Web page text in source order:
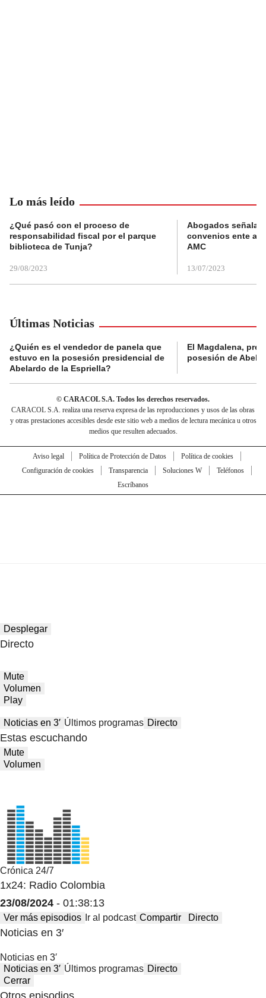
Lo más leído
¿Qué pasó con el proceso de
responsabilidad fiscal por el parque
biblioteca de Tunja?
29/08/2023
Abogados
convenios ente
AMC
13/07/2023
Últimas Noticias
¿Quién es el vendedor de panela que
estuvo en la posesión presidencial de
Abelardo de la Espriella?
El Magdalena,
posesión de
© CARACOL S.A. Todos los derechos reservados.
CARACOL S.A. realiza una reserva expresa de las reproducciones y usos de las obras
y otras prestaciones accesibles desde este sitio web a medios de lectura mecánica u otros
medios que resulten adecuados.
Aviso legal Política de Protección de Datos
Política de cookies
Configuración de cookies
Transparencia Soluciones W
Teléfonos
Escríbanos
Desplegar
Directo
Mute
Volumen
Play
Noticias en 3′ Últimos programas Directo
Estas escuchando
Mute
Volumen
Crónica 24/7
1x24: Radio Colombia
23/08/2024 - 01:38:13
Ver más episodios Ir al podcast Compartir Directo
Noticias en 3′
Noticias en 3′
Noticias en 3′ Últimos programas Directo
Cerrar